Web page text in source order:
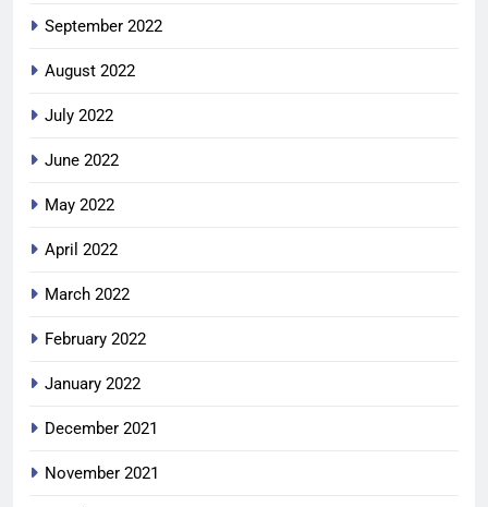
September 2022
August 2022
July 2022
June 2022
May 2022
April 2022
March 2022
February 2022
January 2022
December 2021
November 2021